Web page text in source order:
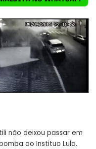
não deixou passar em
ao Instituo Lula.